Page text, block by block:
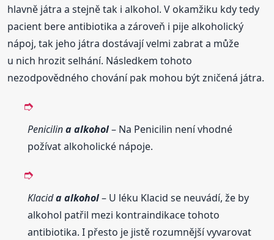
hlavně játra a stejně tak i alkohol. V okamžiku kdy tedy
pacient bere antibiotika a zároveň i pije alkoholický
nápoj, tak jeho játra dostávají velmi zabrat a může
u nich hrozit selhání. Následkem tohoto
nezodpovědného chování pak mohou být zničená játra.
Penicilina alkohol– Na Penicilin není vhodné
požívat alkoholické nápoje.
Klacida alkohol– U léku Klacid se neuvádí, že by
alkohol patřil mezi kontraindikace tohoto
antibiotika. I přesto je jistě rozumnější vyvarovat